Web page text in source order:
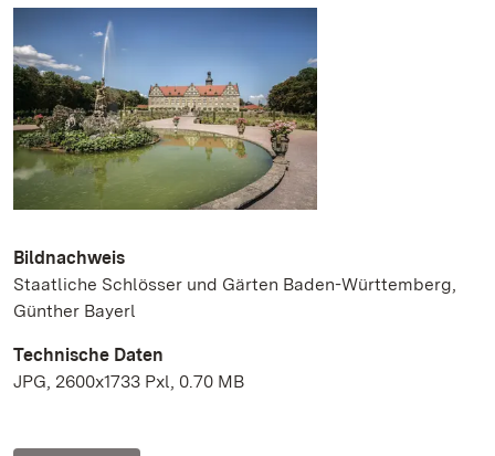
Bildnachweis
Staatliche Schlösser und Gärten Baden-Württemberg,
Günther Bayerl
Technische Daten
JPG, 2600x1733 Pxl, 0.70 MB